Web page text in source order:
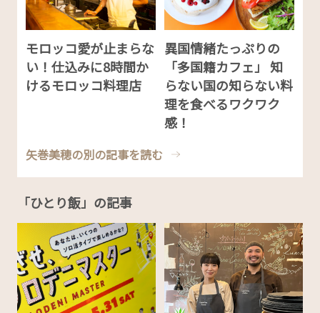
モロッコ愛が止まらな
い！仕込みに8時間か
けるモロッコ料理店
異国情緒たっぷりの
「多国籍カフェ」 知
らない国の知らない料
理を食べるワクワク
感！
矢巻美穂の別の記事を読む
「ひとり飯」の記事